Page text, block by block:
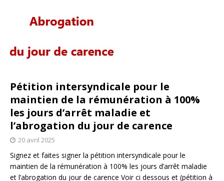
Pétition intersyndicale pour le
maintien de la rémunération à 100%
les jours d’arrêt maladie et
l’abrogation du jour de carence
20 avril 2025
Signez et faites signer la pétition intersyndicale pour le
maintien de la rémunération à 100% les jours d’arrêt maladie
et l’abrogation du jour de carence Voir ci dessous et (pétition à